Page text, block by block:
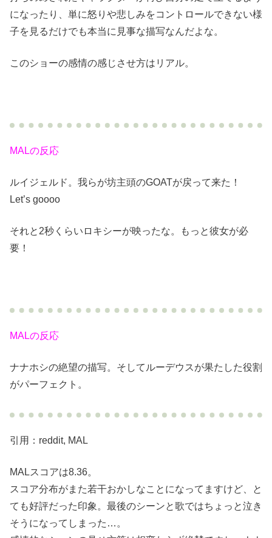
になったり、単に怒りや悲しみをコントロールできない様
子を見るだけでも本当に見事な描写なんだよな。
このショーの感情の感じさせ方はリアル。
MALの反応
ルイジェルド。我らが坊主頭のGOATが戻って来た！
Let’s goooo
それと2秒くらいロキシーが映ったな。もっと彼女が必
要！
MALの反応
ナナホシの絶望の描写。そしてルーデウスが果たした役割
がパーフェクト。
引用：reddit, MAL
MALスコアは8.36。
スコア分布がまた若干おかしなことになってますけど、と
ても好評だった印象。最後のシーンと歌ではちょっと泣き
そうになってしまった…。